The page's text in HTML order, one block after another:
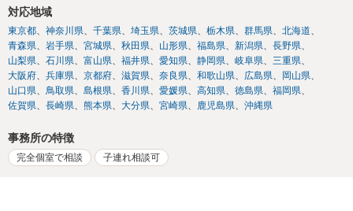
対応地域
東京都 神奈川県 千葉県 埼玉県 茨城県 栃木県 群馬県
北海道
青森県
岩手県 宮城県 秋田県 山形県 福島県 新潟県
長野県
山梨県
石川県 富山県 福井県 愛知県 静岡県 岐阜県
三重県
大阪府
兵庫県 京都府 滋賀県 奈良県 和歌山県 広島県
岡山県
山口県
鳥取県 島根県 香川県 愛媛県 高知県 徳島県
福岡県
佐賀県
長崎県 熊本県 大分県 宮崎県 鹿児島県 沖縄県
事務所の特徴
完全個室で相談 子連れ相談可